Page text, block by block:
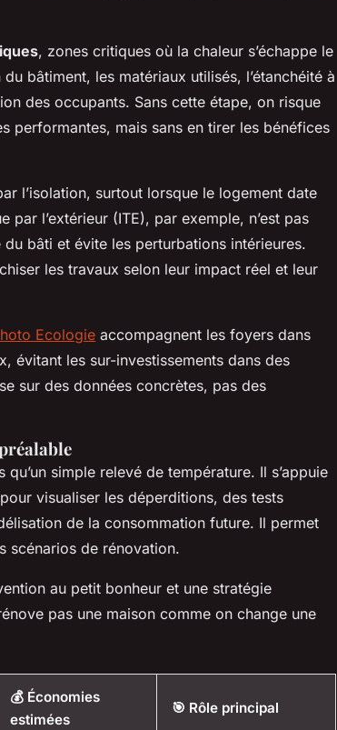
, zones critiques où la chaleur s’échappe le
bâtiment, les matériaux utilisés, l’étanchéité à
des occupants. Sans cette étape, on risque
performantes, mais sans en tirer les bénéfices
l’isolation, surtout lorsque le logement date
par l’extérieur (ITE), par exemple, n’est pas
bâti et évite les perturbations intérieures.
les travaux selon leur impact réel et leur
Ecologie accompagnent les foyers dans
évitant les sur-investissements dans des
sur des données concrètes, pas des
simple relevé de température. Il s’appuie
pour visualiser les déperditions, des tests
de la consommation future. Il permet
scénarios de rénovation.
au petit bonheur et une stratégie
pas une maison comme on change une
💰 Économies
estimées
🎯 Rôle principal